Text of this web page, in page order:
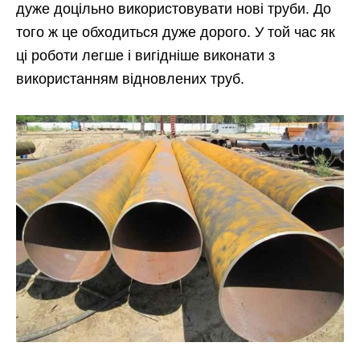
дуже доцільно використовувати нові труби. До
того ж це обходиться дуже дорого. У той час як
ці роботи легше і вигідніше виконати з
використанням відновлених труб.